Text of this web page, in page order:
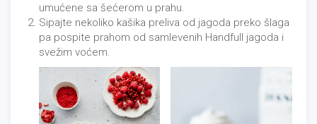
umućene sa šećerom u prahu.
Sipajte nekoliko kašika preliva od jagoda preko šlaga
pa pospite prahom od samlevenih Handfull jagoda i
svežim voćem.